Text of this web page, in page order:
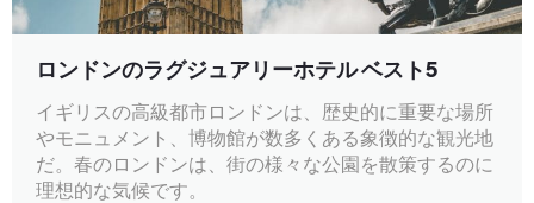
ロンドンのラグジュアリーホテル ベスト5
イギリスの高級都市ロンドンは、歴史的に重要な場所
やモニュメント、博物館が数多くある象徴的な観光地
だ。春のロンドンは、街の様々な公園を散策するのに
理想的な気候です。